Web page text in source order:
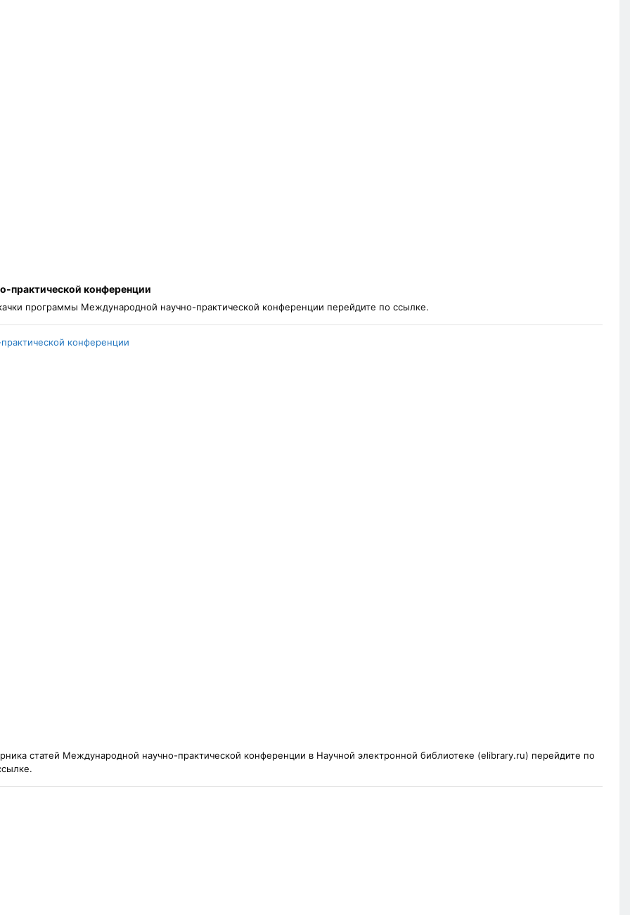
практической конференции
программы Международной научно-практической конференции перейдите по ссылке.
конференции
статей Международной научно-практической конференции в Научной электронной библиотеке (elibrary.ru) перейдите по